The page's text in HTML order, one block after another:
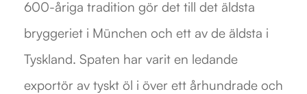
600-åriga tradition gör det till det äldsta
bryggeriet i München och ett av de äldsta i
Tyskland. Spaten har varit en ledande
exportör av tyskt öl i över ett århundrade och